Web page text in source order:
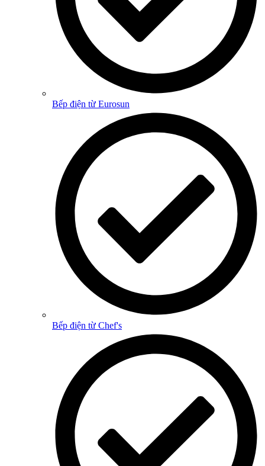
Bếp điện từ Eurosun
Bếp điện từ Chef's